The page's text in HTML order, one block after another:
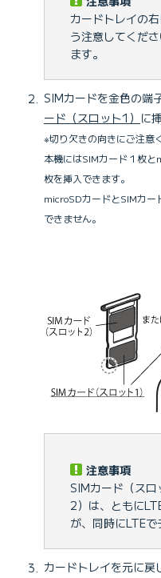
カードトレイの
う注意してくだ
ます。
SIMカードを金色の端
ード（スロット1） に
※切り欠きの向きにご注意
本機にはSIMカード１枚
枚を挿入できます。
microSDカードとSIMカー
できません。
注意事項
SIMカード（ス
2）は、ともに
が、同時にLTEで
カードトレイを元に戻